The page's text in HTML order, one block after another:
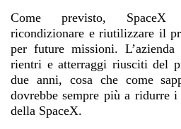
Come previsto, SpaceX
ricondizionare e riutilizzare il
per future missioni.
rientri e atterraggi riusciti del
due anni, cosa che come
dovrebbe sempre più a ridurre
della SpaceX.